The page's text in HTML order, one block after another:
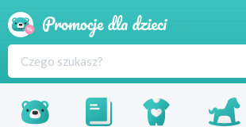
Produkty